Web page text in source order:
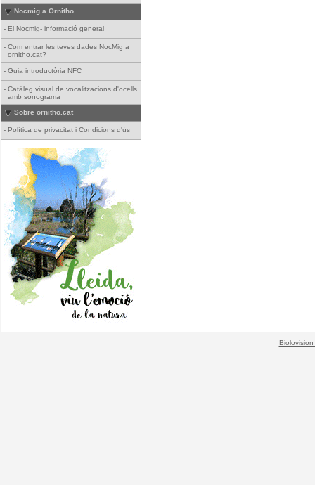
Nocmig a Ornitho
- El Nocmig- informació general
- Com entrar les teves dades NocMig a
ornitho.cat?
- Guia introductòria NFC
- Catàleg visual de vocalitzacions d'ocells
amb sonograma
Sobre ornitho.cat
- Política de privacitat i Condicions d'ús
Biolovision